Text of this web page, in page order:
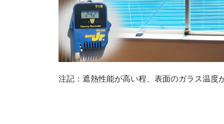
注記：遮熱性能が高い程、表面のガラス温度